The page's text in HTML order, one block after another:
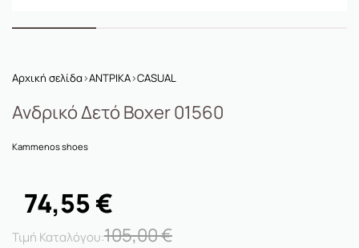
Αρχική σελίδα›ΑΝΤΡΙΚΑ›CASUAL
Ανδρικό Δετό Boxer 01560
Kammenos shoes
105,00€
74,55€